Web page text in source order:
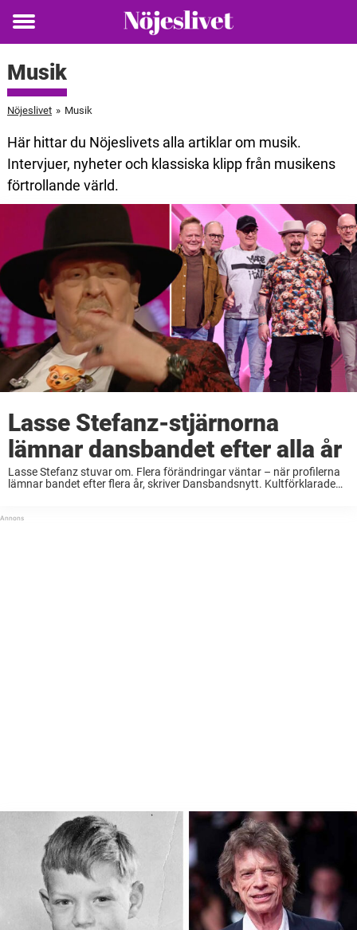
Toggle
Musik
Nöjeslivet » Musik
Här hittar du Nöjeslivets alla artiklar om musik.
Intervjuer, nyheter och klassiska klipp från musikens
förtrollande värld.
Lasse Stefanz-stjärnorna
lämnar dansbandet efter alla år
Lasse Stefanz stuvar om. Flera förändringar väntar – när profilerna
lämnar bandet efter flera år, skriver Dansbandsnytt. Kultförklarade